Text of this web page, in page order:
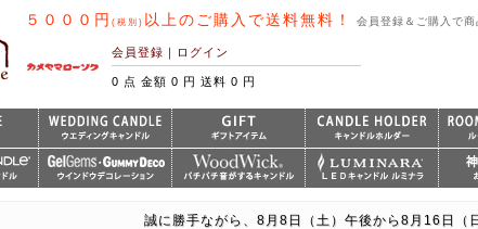
５０００円 (税別) 以上のご購入で送料無料！ 会員登録＆ご購入で
会員登録 ｜ ログイン
0 点 金額 0 円 送料 0 円
誠に勝手ながら、8月8日（土）午後から8月16日（